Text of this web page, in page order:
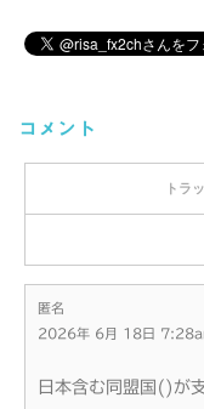
コメント
トラ
匿名
2026年 6月 18日
日本含む同盟国()が